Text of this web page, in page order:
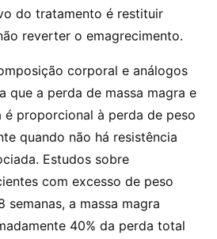
do tratamento é restituir
reverter o emagrecimento.
corporal e análogos
que a perda de massa magra e
é proporcional à perda de peso
quando não há resistência
Estudos sobre
com excesso de peso
semanas, a massa magra
40% da perda total